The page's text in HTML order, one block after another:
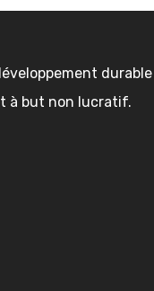
durable
à but non lucratif.